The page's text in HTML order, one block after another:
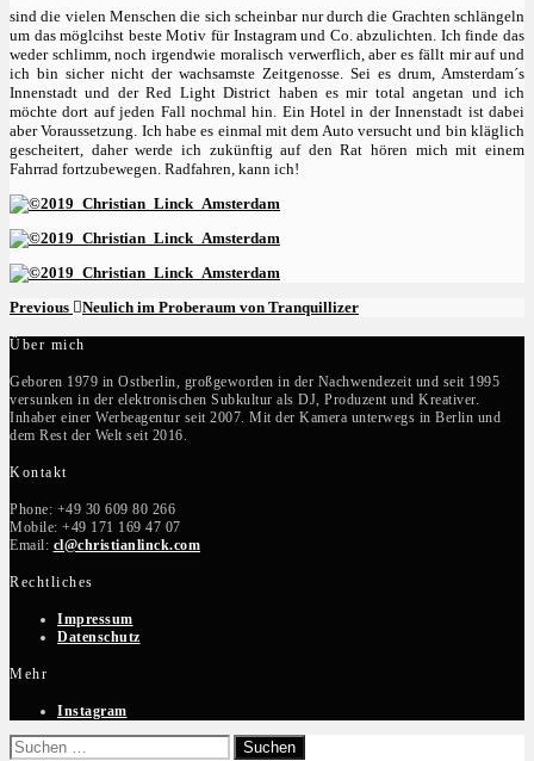
sind die vielen Menschen die sich scheinbar nur durch die Grachten schlängeln
um das möglcihst beste Motiv für Instagram und Co. abzulichten. Ich finde das
weder schlimm, noch irgendwie moralisch verwerflich, aber es fällt mir auf und
ich bin sicher nicht der wachsamste Zeitgenosse. Sei es drum, Amsterdam´s
Innenstadt und der Red Light District haben es mir total angetan und ich
möchte dort auf jeden Fall nochmal hin. Ein Hotel in der Innenstadt ist dabei
aber Voraussetzung. Ich habe es einmal mit dem Auto versucht und bin kläglich
gescheitert, daher werde ich zukünftig auf den Rat hören mich mit einem
Fahrrad fortzubewegen. Radfahren, kann ich!
Beitragsnavigation
Previous
Previous Neulich im Proberaum von Tranquillizer
Über mich
Geboren 1979 in Ostberlin, großgeworden in der Nachwendezeit und seit 1995
versunken in der elektronischen Subkultur als DJ, Produzent und Kreativer.
Inhaber einer Werbeagentur seit 2007. Mit der Kamera unterwegs in Berlin und
dem Rest der Welt seit 2016.
Kontakt
Phone: +49 30 609 80 266
Mobile: +49 171 169 47 07
Email: cl@christianlinck.com
Rechtliches
Impressum
Datenschutz
Mehr
Instagram
Suchen